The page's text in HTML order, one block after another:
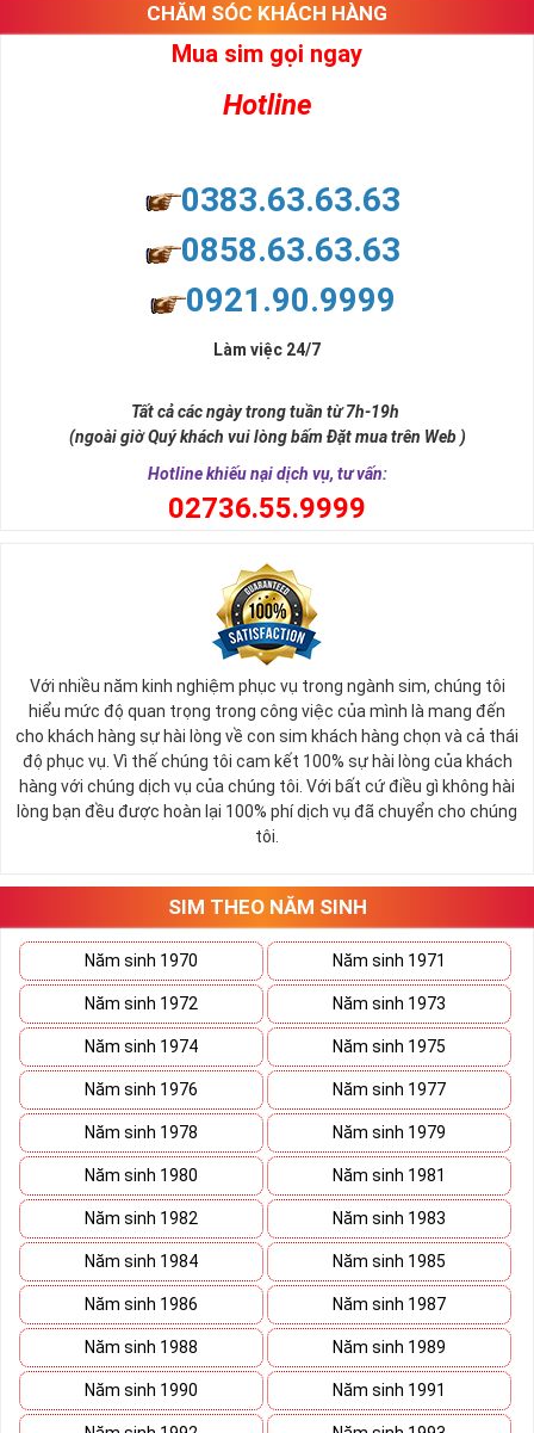
Người Mệnh Kim Nên Chọn Sim Như Thế Nào?
- (Nhâm Thân) 1932 1992; (Giáp Tý) 1984 1924; (Ất Mùi)
1955 2015; (Quý Dậu) 1933 1993; (Ất Sửu) 1985 1925;
(Nhâm Dần) 1962 2022; (Canh Thìn) 1940 2000; (Tân Tỵ)
(Canh Tuất) 1970 2030; (Tân Hợi) 1971 2031.
Trong đó tính chất Kim của các năm sinh bao
Sa Trung Kim ( Vàng trong Cát): 1954, 1955, 2014,
Kim bạch Kim ( Vàng pha bạch kim): 1962, 1963, 2022,
Thoa xuyến Kim (Vàng trang sức): 1970, 1971, 2030,
Hải Trung Kim (Vàng dưới biển): 1984, 1985, 2044, 2045
Tính cách người mệnh Kim
Trong ngũ hànhKim, Mộc, Thủy, Hỏa, Thổ thì mệnh Kim
tượng trưng cho kim loại quý giá, được kết tinh và nuôi
dưỡng từ các khoáng vật đất đá. Trải qua biết bao mưa
hình thành nên kim loại ( biểu tượng của mệnh Kim )
Chính vì thế, những người thuộc mệnh này thường có đặc
điểm chung đó là: độc lập, mạnh mẽ, cương quyết và dũng
cảm.
Tham khảo ngay:Danh Sách Kho Sim Phong Thủy
Mệnh Kim Đầu 09
Cách Chọn Sim Số Đẹp Phong
Thủy Hợp Mệnh Kim
Một chiếcsim số đẹpluôn hội tụ nhiều yếu tố phong thủy
khác nhau đem lại vận may, chiêu tài, kích lộc cho chủ sở hữu,
để chọn sim cho người mệnh Kim bạn cần dựa các yếu tố sau
đây:
CHĂM SÓC KHÁCH HÀNG
Mua sim gọi ngay
Hotline
0383.63.63.63
0858.63.63.63
0921.90.9999
Làm việc 24/7
Tất cả các ngày trong tuần từ 7h-19h
(ngoài giờ Quý khách vui lòng bấm Đặt mua trên Web )
Hotline khiếu nại dịch vụ, tư vấn:
02736.55.9999
Với nhiều năm kinh nghiệm phục vụ trong ngành sim, chúng tôi
hiểu mức độ quan trọng trong công việc của mình là mang đến
cho khách hàng sự hài lòng về con sim khách hàng chọn và cả thái
độ phục vụ. Vì thế chúng tôi cam kết 100% sự hài lòng của khách
hàng với chúng dịch vụ của chúng tôi. Với bất cứ điều gì không hài
lòng bạn đều được hoàn lại 100% phí dịch vụ đã chuyển cho chúng
tôi.
SIM THEO NĂM SINH
Năm sinh 1970 Năm sinh 1971
Năm sinh 1972 Năm sinh 1973
Năm sinh 1974 Năm sinh 1975
Năm sinh 1976 Năm sinh 1977
Năm sinh 1978 Năm sinh 1979
Năm sinh 1980 Năm sinh 1981
Năm sinh 1982 Năm sinh 1983
Năm sinh 1984 Năm sinh 1985
Năm sinh 1986 Năm sinh 1987
Năm sinh 1988 Năm sinh 1989
Năm sinh 1990 Năm sinh 1991